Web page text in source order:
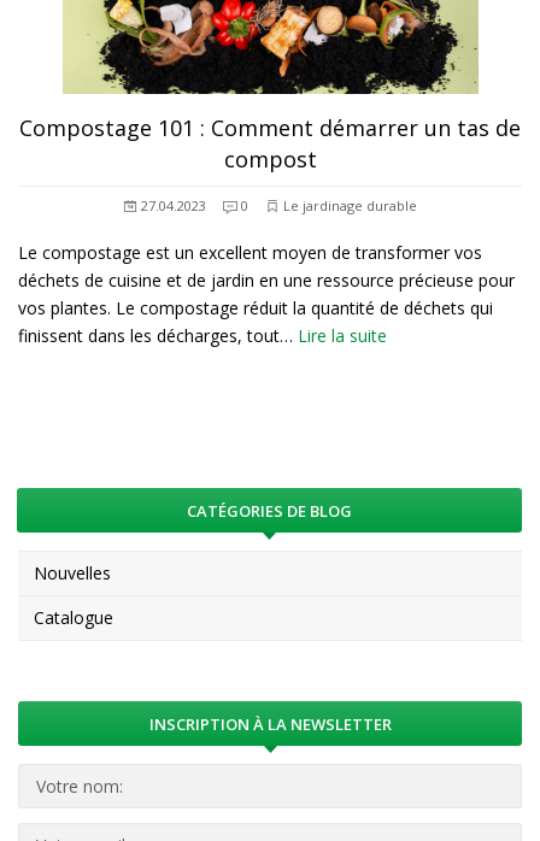
Compostage 101 : Comment démarrer un tas de
compost
27.04.2023 0 Le jardinage durable
Le compostage est un excellent moyen de transformer vos
déchets de cuisine et de jardin en une ressource précieuse pour
vos plantes. Le compostage réduit la quantité de déchets qui
finissent dans les décharges, tout… Lire la suite
CATÉGORIES DE BLOG
Nouvelles
Catalogue
INSCRIPTION À LA NEWSLETTER